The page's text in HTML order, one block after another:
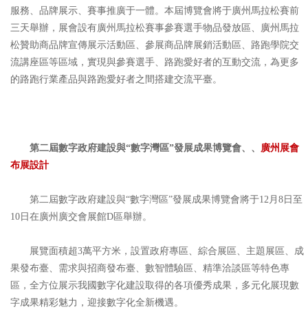
服務、品牌展示、賽事推廣于一體。本屆博覽會將于廣州馬拉松賽前
三天舉辦，展會設有廣州馬拉松賽事參賽選手物品發放區、廣州馬拉
松贊助商品牌宣傳展示活動區、參展商品牌展銷活動區、路跑學院交
流講座區等區域，實現與參賽選手、路跑愛好者的互動交流，為更多
的路跑行業產品與路跑愛好者之間搭建交流平臺。
第二屆數字政府建設與“數字灣區”發展成果博覽會、、 廣州展會
布展設計
第二屆數字政府建設與“數字灣區”發展成果博覽會將于12月8日至
10日在廣州廣交會展館D區舉辦。
展覽面積超3萬平方米，設置政府專區、綜合展區、主題展區、成
果發布臺、需求與招商發布臺、數智體驗區、精準洽談區等特色專
區，全方位展示我國數字化建設取得的各項優秀成果，多元化展現數
字成果精彩魅力，迎接數字化全新機遇。